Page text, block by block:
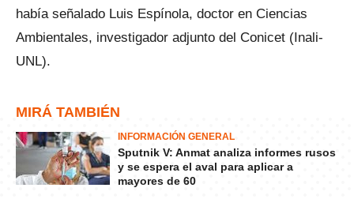
había señalado Luis Espínola, doctor en Ciencias
Ambientales, investigador adjunto del Conicet (Inali-
UNL).
MIRÁ TAMBIÉN
INFORMACIÓN GENERAL
Sputnik V: Anmat analiza informes rusos
y se espera el aval para aplicar a
mayores de 60